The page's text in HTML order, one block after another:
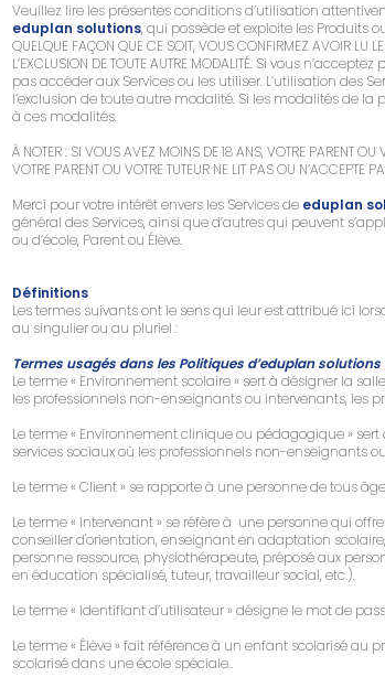
Veuillez lire les présentes conditions d’utilisation
eduplan solutions, qui possède et exploite les Produits
QUELQUE FAÇON QUE CE SOIT, VOUS CONFIRMEZ AVOIR LU
L’EXCLUSION DE TOUTE AUTRE MODALITÉ. Si vous
pas accéder aux Services ou les utiliser. L’utilisation des
l’exclusion de toute autre modalité. Si les modalités de
à ces modalités.
À NOTER : SI VOUS AVEZ MOINS DE 18 ANS, VOTRE PARENT OU
VOTRE PARENT OU VOTRE TUTEUR NE LIT PAS OU N’ACCEPTE
Merci pour votre intérêt envers les Services de eduplan
général des Services, ainsi que d’autres qui peuvent
ou d’école, Parent ou Élève.
Définitions
Les termes suivants ont le sens qui leur est attribué ici
au singulier ou au pluriel :
Termes usagés dans les Politiques d’eduplan
Le terme « Environnement scolaire » sert à désigner la
les professionnels non-enseignants ou intervenants, les
Le terme « Environnement clinique ou pédagogique »
services sociaux où les professionnels non-enseignants
Le terme « Client » se rapporte à une personne de tous
Le terme « Intervenant » se réfère à une personne qui
conseiller d'orientation, enseignant en adaptation
personne ressource, physiothérapeute, préposé aux
en éducation spécialisé, tuteur, travailleur social, etc.).
Le terme « Identifiant d’utilisateur » désigne le mot de
Le terme « Élève » fait référence à un enfant scolarisé au
scolarisé dans une école spéciale..